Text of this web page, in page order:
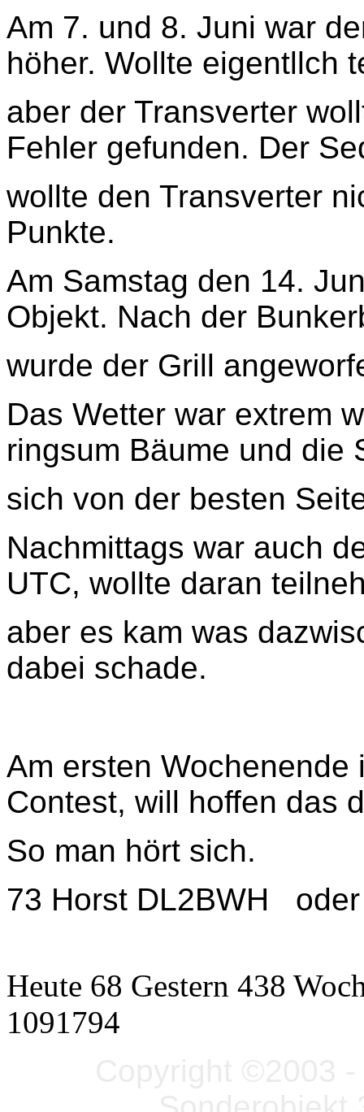
Am 7. und 8. Juni war
höher. Wollte eigentllch
aber der Transverter
Fehler gefunden. Der
wollte den Transverter
Punkte.
Am Samstag den 14.
Objekt. Nach der
wurde der Grill
Das Wetter war extrem
ringsum Bäume und die
sich von der besten
Nachmittags war auch
UTC, wollte daran
aber es kam was
dabei schade.
Am ersten
Contest, will hoffen das
So man hört sich.
73 Horst DL2BWH
Heute 68 Gestern 438
1091794